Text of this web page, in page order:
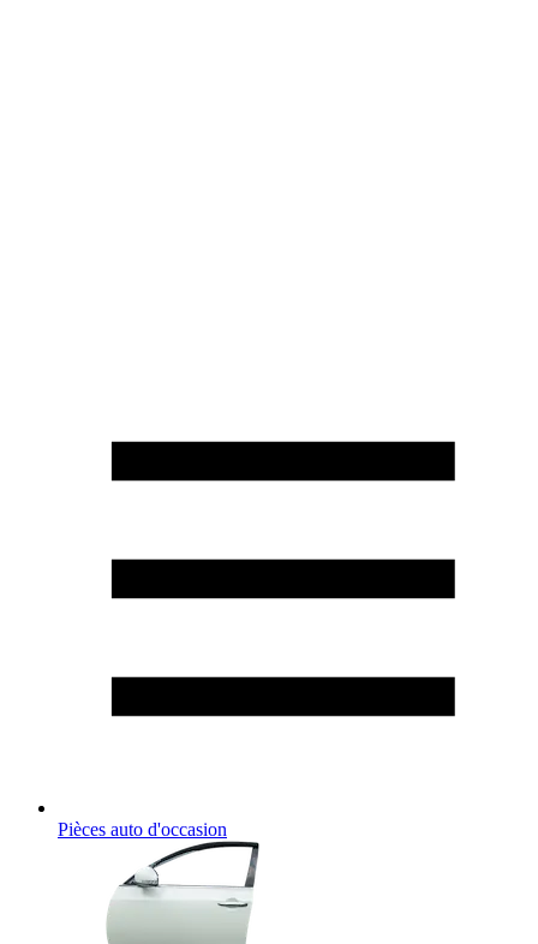
Pièces auto d'occasion